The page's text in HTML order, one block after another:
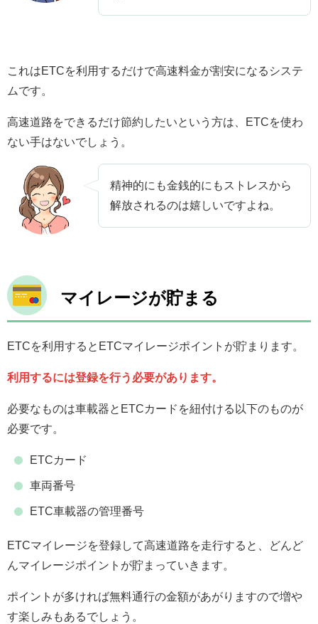
これはETCを利用するだけで高速料金が割安になるシステ
ムです。
高速道路をできるだけ節約したいという方は、ETCを使わ
ない手はないでしょう。
精神的にも金銭的にもストレスから
解放されるのは嬉しいですよね。
マイレージが貯まる
ETCを利用するとETCマイレージポイントが貯まります。
利用するには登録を行う必要があります。
必要なものは車載器とETCカードを紐付ける以下のものが
必要です。
ETCカード
車両番号
ETC車載器の管理番号
ETCマイレージを登録して高速道路を走行すると、どんど
んマイレージポイントが貯まっていきます。
ポイントが多ければ無料通行の金額があがりますので増や
す楽しみもあるでしょう。